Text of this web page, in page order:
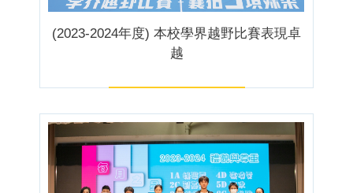
(2023-2024年度) 本校學界越野比賽表現卓
越